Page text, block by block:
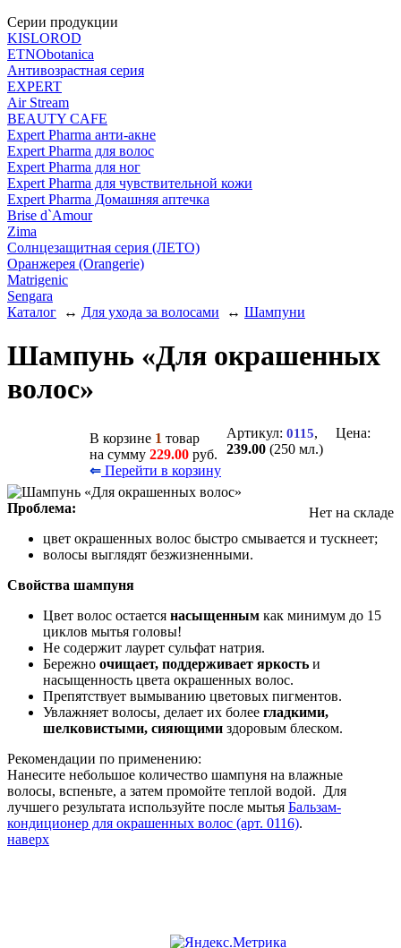
Серии продукции
KISLOROD
ETNObotanica
Антивозрастная серия
EXPERT
Air Stream
BEAUTY CAFЕ
Expert Pharma анти-акне
Expert Pharma для волос
Expert Pharma для ног
Expert Pharma для чувствительной кожи
Expert Pharma Домашняя аптечка
Brise d`Amour
Zima
Солнцезащитная серия (ЛЕТО)
Оранжерея (Orangerie)
Matrigenic
Sengara
Каталог ↔ Для ухода за волосами ↔ Шампуни
Шампунь «Для окрашенных
волос»
В корзине 1 товар
на сумму 229.00 руб.
⇐ Перейти в корзину
Артикул: 0115, Цена:
239.00 (250 мл.)
Нет на складе
Проблема:
цвет окрашенных волос быстро смывается и тускнеет;
волосы выглядят безжизненными.
Свойства шампуня
Цвет волос остается насыщенным как минимум до 15
циклов мытья головы!
Не содержит лаурет сульфат натрия.
Бережно очищает, поддерживает яркость и
насыщенность цвета окрашенных волос.
Препятствует вымыванию цветовых пигментов.
Увлажняет волосы, делает их более гладкими,
шелковистыми, сияющими здоровым блеском.
Рекомендации по применению:
Нанесите небольшое количество шампуня на влажные
волосы, вспеньте, а затем промойте теплой водой. Для
лучшего результата используйте после мытья Бальзам-
кондиционер для окрашенных волос (арт. 0116).
наверх